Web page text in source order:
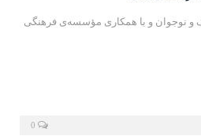
و نوجوان و با همکاری مؤسسه‌ی فرهنگی